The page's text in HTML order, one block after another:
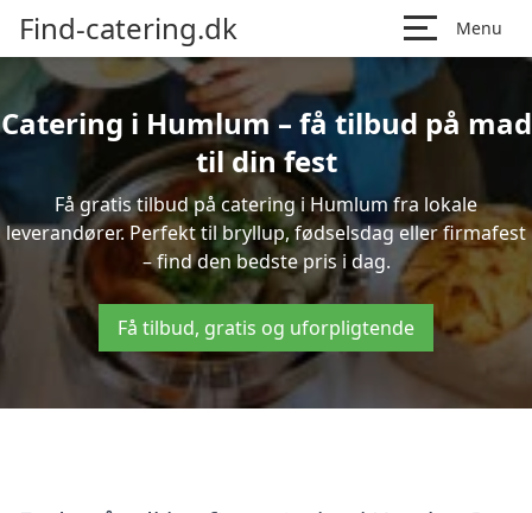
Find-catering.dk Menu
Catering i Humlum – få tilbud på mad
til din fest
Få gratis tilbud på catering i Humlum fra lokale
leverandører. Perfekt til bryllup, fødselsdag eller firmafest
– find den bedste pris i dag.
Få tilbud, gratis og uforpligtende